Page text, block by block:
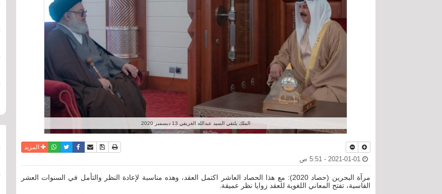
الملك يلتقي السيد عبدالله الغريفي 13 ديسمبر 2020
نسخة للطباعة
حفظ الموضوع
أرسل الى صديق
فيسبوكتويترواتسابالمزيد
مرآة البحرين (حصاد 2020): مع هذا الحصاد العاشر اكتمل العقد، وهذه مناسبة لإعادة النظر والتأمل في السنوات العشر
القاسية، تفتح المعاني اللغوية للعقد زوايا نظر عميقة.